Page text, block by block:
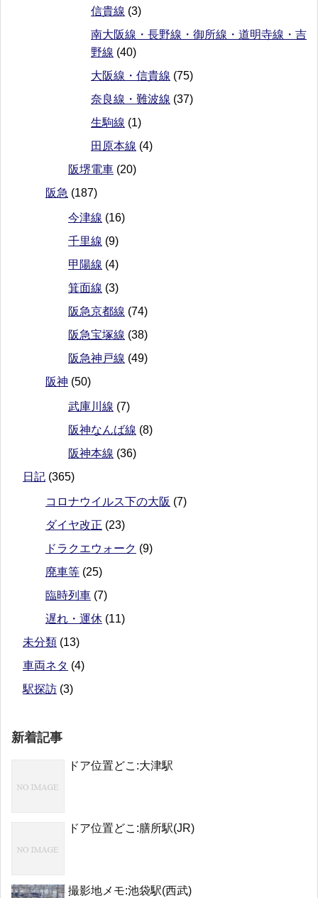
信貴線 (3)
南大阪線・長野線・御所線・道明寺線・吉
野線 (40)
大阪線・信貴線 (75)
奈良線・難波線 (37)
生駒線 (1)
田原本線 (4)
阪堺電車 (20)
阪急 (187)
今津線 (16)
千里線 (9)
甲陽線 (4)
箕面線 (3)
阪急京都線 (74)
阪急宝塚線 (38)
阪急神戸線 (49)
阪神 (50)
武庫川線 (7)
阪神なんば線 (8)
阪神本線 (36)
日記 (365)
コロナウイルス下の大阪 (7)
ダイヤ改正 (23)
ドラクエウォーク (9)
廃車等 (25)
臨時列車 (7)
遅れ・運休 (11)
未分類 (13)
車両ネタ (4)
駅探訪 (3)
新着記事
ドア位置どこ:大津駅
ドア位置どこ:膳所駅(JR)
撮影地メモ:池袋駅(西武)